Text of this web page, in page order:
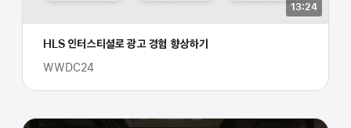
13:24
HLS 인터스티셜로 광고 경험 향상하기
WWDC24